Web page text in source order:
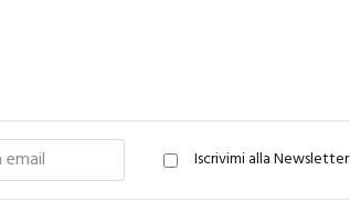
Iscrivimi alla Newsletter